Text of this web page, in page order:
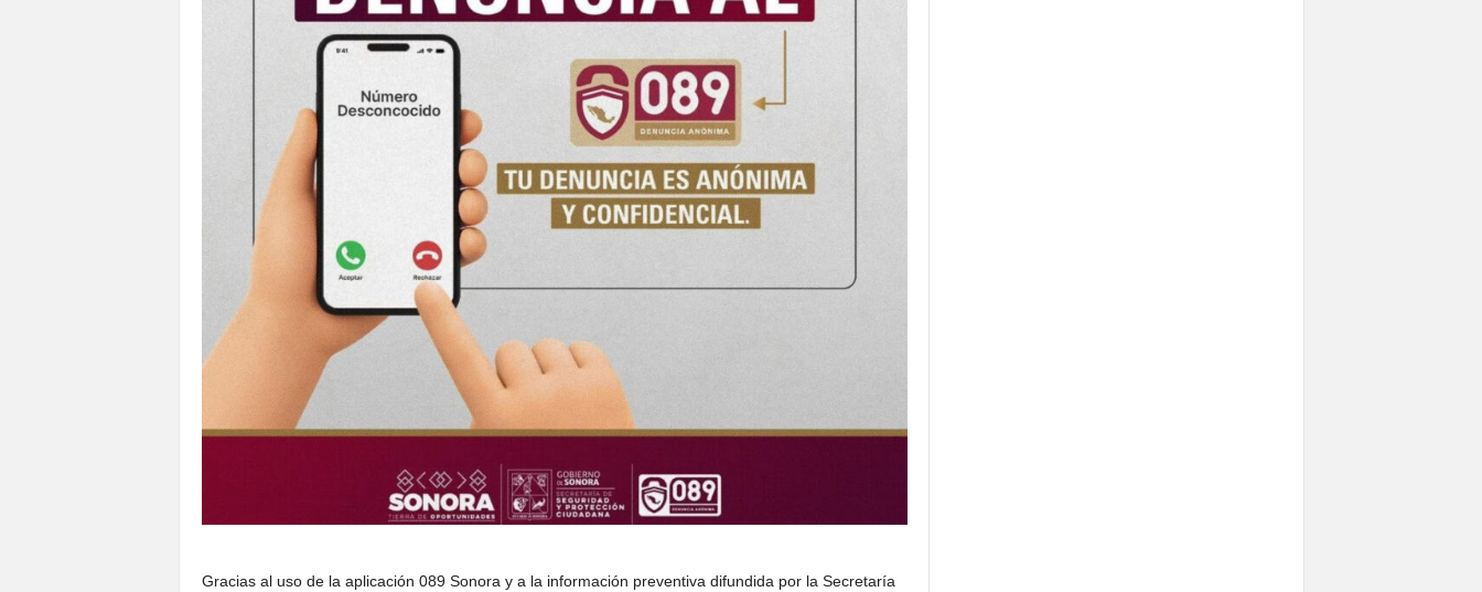
Gracias al uso de la aplicación 089 Sonora y a la información preventiva difundida por la Secretaría